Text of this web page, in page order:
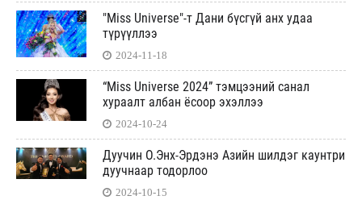
"Miss Universe"-т Дани бүсгүй анх удаа
түрүүллээ
2024-11-18
“Miss Universe 2024” тэмцээний санал
хураалт албан ёсоор эхэллээ
2024-10-24
Дуучин О.Энх-Эрдэнэ Азийн шилдэг каунтри
дуучнаар тодорлоо
2024-10-15